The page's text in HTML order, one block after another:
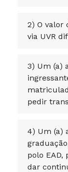
2) O valor
via UVR
3) Um (a)
pedir
4) Um (a)
polo EAD,
dar